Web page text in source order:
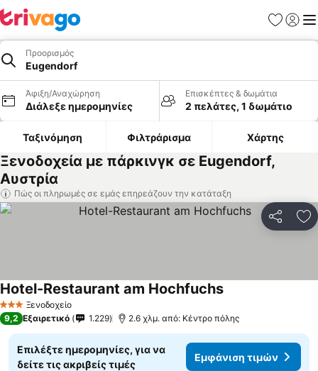
Προορισμός
Eugendorf
Άφιξη/Αναχώρηση
Διάλεξε ημερομηνίες
Επισκέπτες & δωμάτια
2 πελάτες, 1 δωμάτιο
Ταξινόμηση Φιλτράρισμα Χάρτης
Ξενοδοχεία με πάρκινγκ σε Eugendorf,
Αυστρία
Πώς οι πληρωμές σε εμάς επηρεάζουν την κατάταξη
3 ΑστέριαΞενοδοχείο
Hotel-Restaurant am HochfuchsΕμφάνιση τιμών
9,2 Εξαιρετικό 1.229 2.6 χλμ. από: Κέντρο πόλης
Επιλέξτε ημερομηνίες, για να
δείτε τις ακριβείς τιμές
Εμφάνιση τιμών